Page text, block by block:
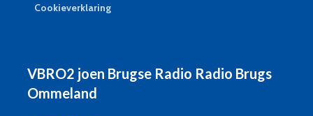
Cookieverklaring
VBRO2 joen Brugse Radio Radio Brugs
Ommeland